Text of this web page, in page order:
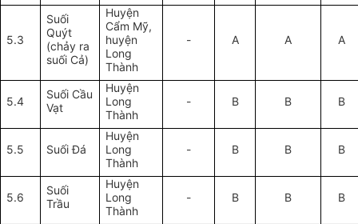
5.3
Suối
Quýt
(chảy ra
suối Cả)
Huyện
Cẩm Mỹ,
huyện
Long
Thành
- A A A
5.4
Suối Cầu
Vạt
Huyện
Long
Thành
- B B B
5.5 Suối Đá
Huyện
Long
Thành
- B B B
5.6
Suối
Trầu
Huyện
Long
Thành
- B B B